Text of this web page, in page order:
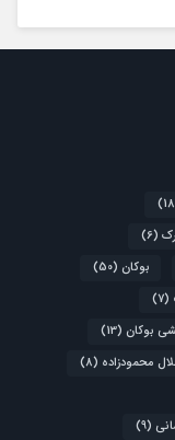
(6)
بوکان (50)
(7)
بوکان (13)
محمودزاده (8)
(9)